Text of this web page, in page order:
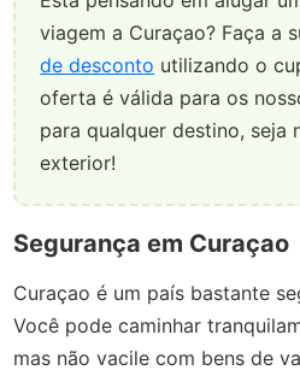
viagem a Curaçao? Faça a
de desconto utilizando o
oferta é válida para os
para qualquer destino, seja
exterior!
Segurança em Curaçao
Curaçao é um país bastante
Você pode caminhar
mas não vacile com bens de